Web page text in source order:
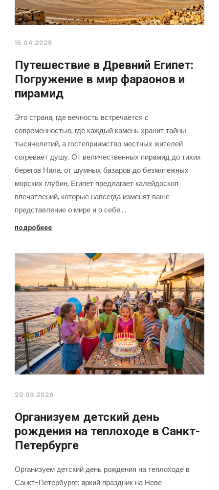
15.04.2026
Путешествие в Древний Египет:
Погружение в мир фараонов и
пирамид
Это страна, где вечность встречается с
современностью, где каждый камень хранит тайны
тысячелетий, а гостеприимство местных жителей
согревает душу. От величественных пирамид до тихих
берегов Нила, от шумных базаров до безмятежных
морских глубин, Египет предлагает калейдоскоп
впечатлений, которые навсегда изменят ваше
представление о мире и о себе.…
подробнее
20.03.2026
Организуем детский день
рождения на теплоходе в Санкт-
Петербурге
Организуем детский день рождения на теплоходе в
Санкт-Петербурге: яркий праздник на Неве